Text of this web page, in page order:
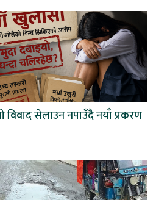
विवाद सेलाउन नपाउँदै नयाँ प्रकरण